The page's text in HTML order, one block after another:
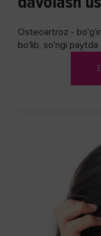
Osteoartroz -
bo'lib, so'ngi